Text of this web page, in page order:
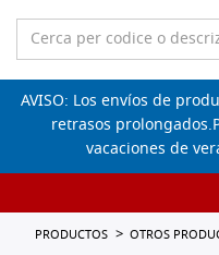
Lista
AVISO: Los envíos de
retrasos
vacaciones de
PRODUCTOS OTROS